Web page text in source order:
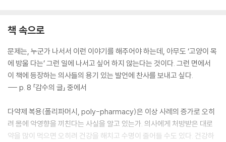
책 속으로
문제는, 누군가 나서서 이런 이야기를 해주어야 하는데, 아무도 ‘고양이 목
에 방울 다는’ 그런 일에 나서고 싶어 하지 않는다는 것이다. 그런 면에서
이 책에 등장하는 의사들의 용기 있는 발언에 찬사를 보내고 싶다.
--- p. 8 「감수의 글」 중에서
다약제 복용(폴리파머시, poly-pharmacy)은 이상 사례의 증가로 오히
려 몸에 악영향을 끼친다는 사실을 알고 있는가. 의사에게 처방받은 대로
약을 많이 먹으면 오히려 건강을 해치고 수명이 줄어들 수도 있다. 건강하